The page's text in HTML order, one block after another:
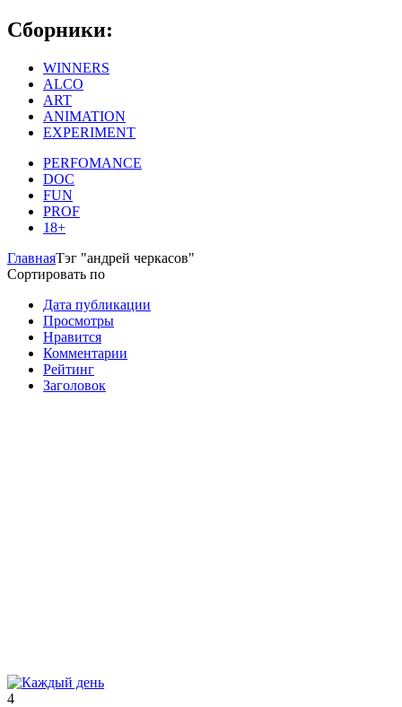
Сборники:
WINNERS
ALCO
ART
ANIMATION
EXPERIMENT
PERFOMANCE
DOC
FUN
PROF
18+
ГлавнаяТэг "андрей черкасов"
Сортировать по
Дата публикации
Просмотры
Нравится
Комментарии
Рейтинг
Заголовок
4